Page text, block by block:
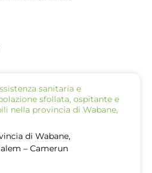
sanitaria e
sfollata, ospitante e
nella provincia di Wabane,
di Wabane,
– Camerun